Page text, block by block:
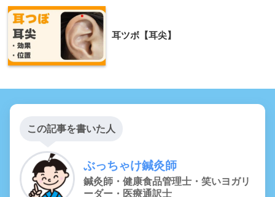
耳ツボ【耳尖】
この記事を書いた人
ぶっちゃけ鍼灸師
鍼灸師・健康食品管理士・笑いヨガリ
ーダー・医療通訳士